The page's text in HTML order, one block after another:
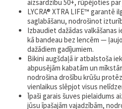
aizsardzību 50+, rūpējoties
LYCRA® XTRA LIFE™ garantē
saglabāšanu, nodrošinot
Izbaudiet dažādas valkāšanas
kā bandeau bez lencēm —
dažādiem gadījumiem.
Bikini augšdaļā ir atbalstoša
abpusējām kabatām un
nodrošina drošību krūšu
vienlaikus slēpjot visus
Īpaši garais šuves pielaidums
jūsu īpašajām vajadzībām,